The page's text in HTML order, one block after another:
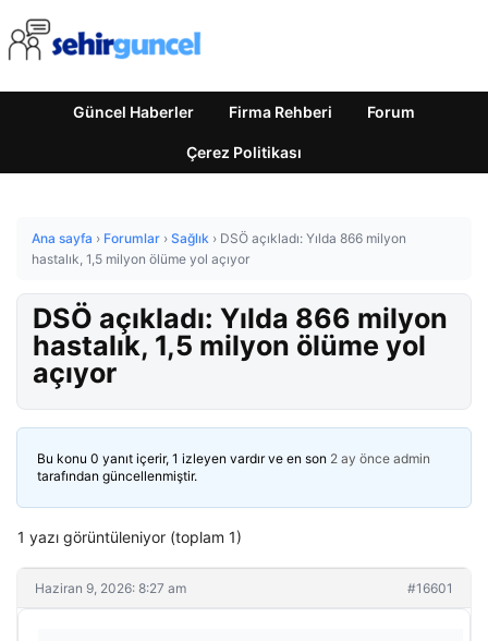
Güncel Haberler Firma Rehberi Forum
Çerez Politikası
Ana sayfa › Forumlar › Sağlık › DSÖ açıkladı: Yılda 866 milyon
hastalık, 1,5 milyon ölüme yol açıyor
DSÖ açıkladı: Yılda 866 milyon
hastalık, 1,5 milyon ölüme yol
açıyor
Bu konu 0 yanıt içerir, 1 izleyen vardır ve en son 2 ay önce admin
tarafından güncellenmiştir.
1 yazı görüntüleniyor (toplam 1)
Haziran 9, 2026: 8:27 am #16601